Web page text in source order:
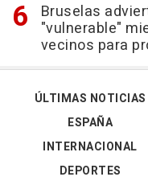
Bruselas
"vulnerable"
vecinos para
ÚLTIMAS NOTICIAS
ESPAÑA
INTERNACIONAL
DEPORTES